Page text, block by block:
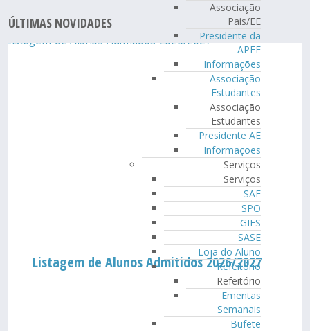
Associação
Pais/EE
Presidente da
APEE
Informações
Associação
Estudantes
Associação
Estudantes
Presidente AE
Informações
Serviços
Serviços
SAE
SPO
GIES
SASE
Loja do Aluno
Refeitório
Refeitório
Ementas
Semanais
Bufete
ÚLTIMAS NOVIDADES
Listagem de Alunos Admitidos 2026/2027